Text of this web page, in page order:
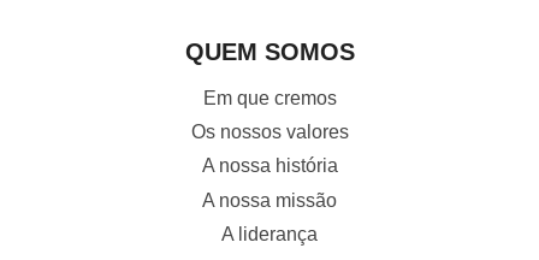
QUEM SOMOS
Em que cremos
Os nossos valores
A nossa história
A nossa missão
A liderança